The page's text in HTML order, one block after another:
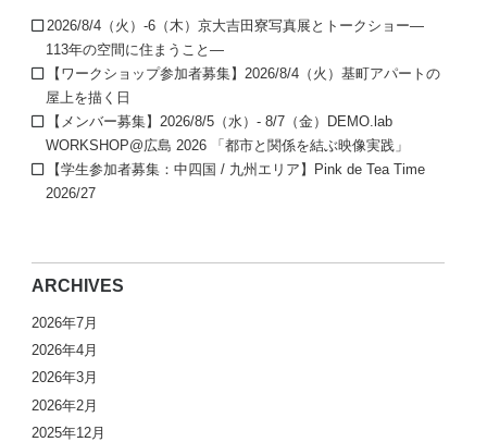
2026/8/4（火）-6（木）京大吉田寮写真展とトークショー—
113年の空間に住まうこと—
【ワークショップ参加者募集】2026/8/4（火）基町アパートの
屋上を描く日
【メンバー募集】2026/8/5（水）- 8/7（金）DEMO.lab
WORKSHOP@広島 2026 「都市と関係を結ぶ映像実践」
【学生参加者募集：中四国 / 九州エリア】Pink de Tea Time
2026/27
ARCHIVES
2026年7月
2026年4月
2026年3月
2026年2月
2025年12月